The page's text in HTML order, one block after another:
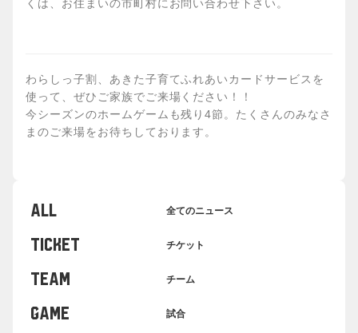
くは、お住まいの市町村にお問い合わせ下さい。
わらしっ子割、あきた子育てふれあいカードサービスを
使って、ぜひご家族でご来場ください！！
今シーズンのホームゲームも残り4節。たくさんのみなさ
まのご来場をお待ちしております。
ALL 全てのニュース
TICKET チケット
TEAM チーム
GAME 試合